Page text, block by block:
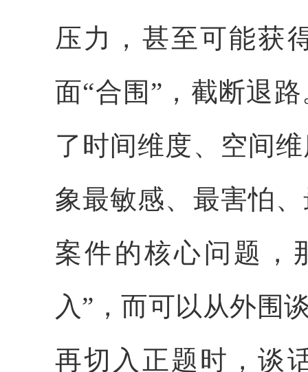
压力，甚至可能获
面“合围”，截断退
了时间维度、空间
象最敏感、最害怕
案件的核心问题，
入”，而可以从外围
再切入正题时，谈